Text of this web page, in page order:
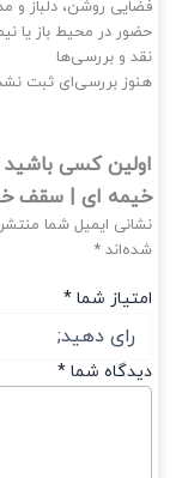
روشن، دلباز و مدرن
در محیط باز یا نیمه‌باز
و بررسی‌ها
بررسی‌ای ثبت نشده
کسی باشید که
ای | سقف خیمه
ایمیل شما منتشر
*
شما
شما*